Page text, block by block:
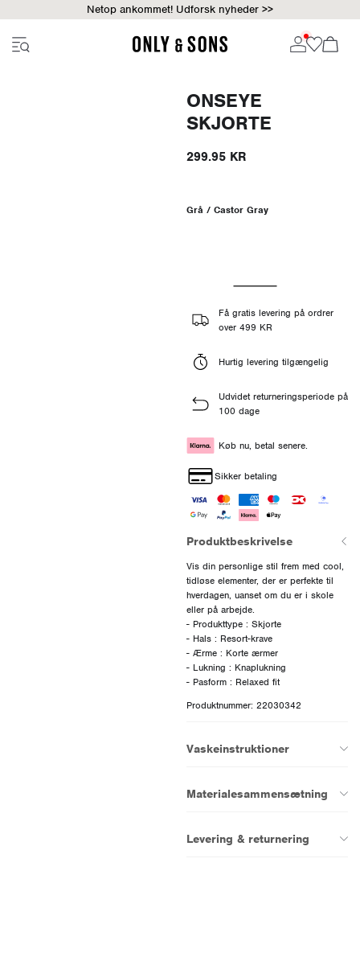
Netop ankommet! Udforsk nyheder >>
ONSEYE
SKJORTE
299.95 KR
Grå / Castor Gray
Få gratis levering på ordrer
over 499 KR
Hurtig levering tilgængelig
Udvidet returneringsperiode på
100 dage
Køb nu, betal senere.
Sikker betaling
Produktbeskrivelse
Vis din personlige stil frem med cool,
tidløse elementer, der er perfekte til
hverdagen, uanset om du er i skole
eller på arbejde.
- Produkttype : Skjorte
- Hals : Resort-krave
- Ærme : Korte ærmer
- Lukning : Knaplukning
- Pasform : Relaxed fit
Produktnummer: 22030342
Vaskeinstruktioner
Materialesammensætning
Levering & returnering